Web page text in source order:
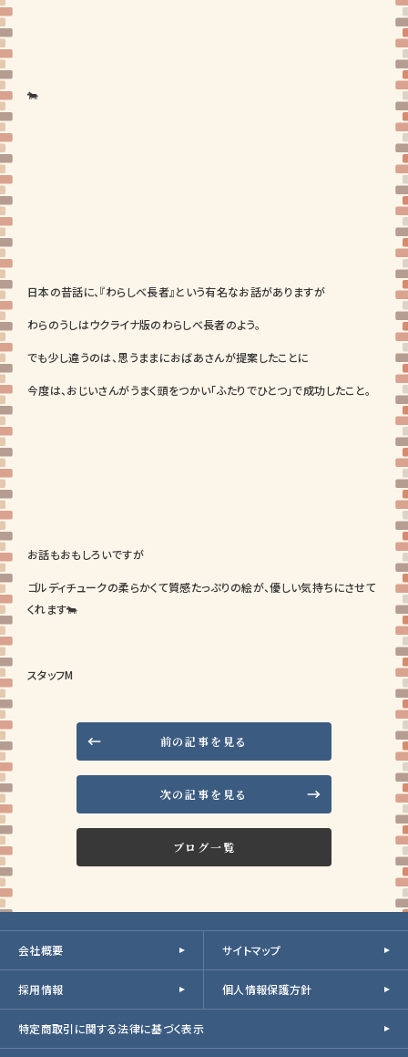
🐄
日本の昔話に、『わらしべ長者』という有名なお話がありますが
わらのうしはウクライナ版のわらしべ長者のよう。
でも少し違うのは、思うままにおばあさんが提案したことに
今度は、おじいさんがうまく頭をつかい「ふたりでひとつ」で成功したこと。
お話もおもしろいですが
ゴルディチュークの柔らかくて質感たっぷりの絵が、優しい気持ちにさせて
くれます🐄
スタッフM
前の記事を見る
ブログ一覧
次の記事を見る
会社概要 サイトマップ
採用情報 個人情報保護方針
特定商取引に関する法律に基づく表示